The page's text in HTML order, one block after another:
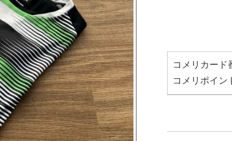
コメリカード
コメリポイン